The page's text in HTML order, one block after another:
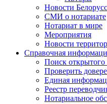
Новости
СМИ о нотариате
Нотариат в мире
Мероприятия
Новости
Справочная
Поиск открытого
Проверить
Единая
Реестр
Нотариальное